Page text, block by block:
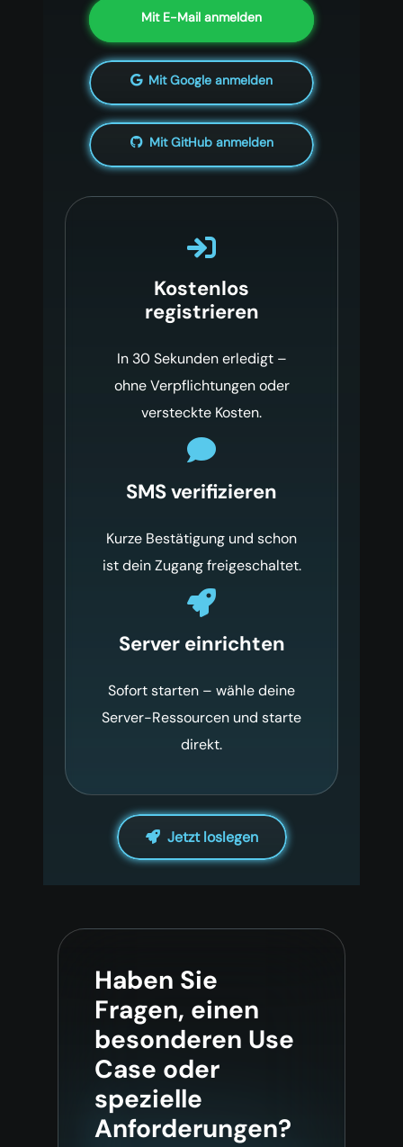
Mit E-Mail anmelden
Mit Google anmelden
Mit GitHub anmelden
Kostenlos
registrieren
In 30 Sekunden erledigt –
ohne Verpflichtungen oder
versteckte Kosten.
SMS verifizieren
Kurze Bestätigung und schon
ist dein Zugang freigeschaltet.
Server einrichten
Sofort starten – wähle deine
Server-Ressourcen und starte
direkt.
Jetzt loslegen
Haben Sie
Fragen, einen
besonderen Use
Case oder
spezielle
Anforderungen?